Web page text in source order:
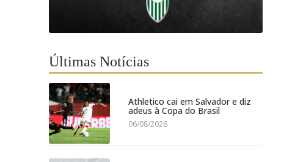
Últimas Notícias
Athletico cai em Salvador e diz
adeus à Copa do Brasil
06/08/2026